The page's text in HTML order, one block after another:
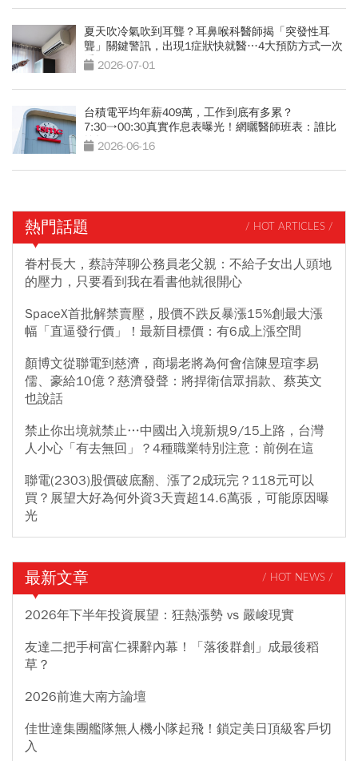
夏天吹冷氣吹到耳聾？耳鼻喉科醫師揭「突發性耳
聾」關鍵警訊，出現1症狀快就醫…4大預防方式一次
看 2026-07-01
台積電平均年薪409萬，工作到底有多累？
7:30→00:30真實作息表曝光！網曬醫師班表：誰比
較操？
2026-06-16
熱門話題 / HOT ARTICLES /
眷村長大，蔡詩萍聊公務員老父親：不給子女出人頭地
的壓力，只要看到我在看書他就很開心
SpaceX首批解禁賣壓，股價不跌反暴漲15%創最大漲
幅「直逼發行價」！最新目標價：有6成上漲空間
顏博文從聯電到慈濟，商場老將為何會信陳昱瑄李易
儒、豪給10億？慈濟發聲：將捍衛信眾捐款、蔡英文
也說話
禁止你出境就禁止…中國出入境新規9/15上路，台灣
人小心「有去無回」？4種職業特別注意：前例在這
聯電(2303)股價破底翻、漲了2成玩完？118元可以
買？展望大好為何外資3天賣超14.6萬張，可能原因曝
光
最新文章 / HOT NEWS /
2026年下半年投資展望：狂熱漲勢 vs 嚴峻現實
友達二把手柯富仁裸辭內幕！「落後群創」成最後稻
草？
2026前進大南方論壇
佳世達集團艦隊無人機小隊起飛！鎖定美日頂級客戶切
入